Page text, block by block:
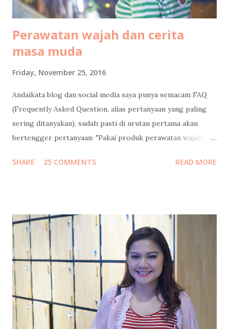
Perawatan wajah dan cerita
masa muda
Friday, November 25, 2016
Andaikata blog dan social media saya punya semacam FAQ
(Frequently Asked Question, alias pertanyaan yang paling
sering ditanyakan), sudah pasti di urutan pertama akan
bertengger pertanyaan: "Pakai produk perawatan wajah
/ twitter saya yang nanya gitu, dan minta saya mengulasnya.
15 tahun lalu , usia saya masih 21 (yak silakan dihitung usia
saya sekarang berapa, pinterrrr). Jadi jangan heran kalo
gaya bahasanya masih 4I_aY 4b3zzz.. (eh ga separah itu juga
sih, hehe). Tapi ekspresi nulisku di masa-masa itu masih
pure banget, nyaris tanpa filter. Jadi kalo dibaca lagi sampai
sekarang pun masih berasa seru sendiri. Kayak lagi nonton
film dokumenter pribadi. Kadang bikin ketawa ketiwi
sendiri, kadang bikin mikir, kadang bi...
SHARE 25 COMMENTS READ MORE